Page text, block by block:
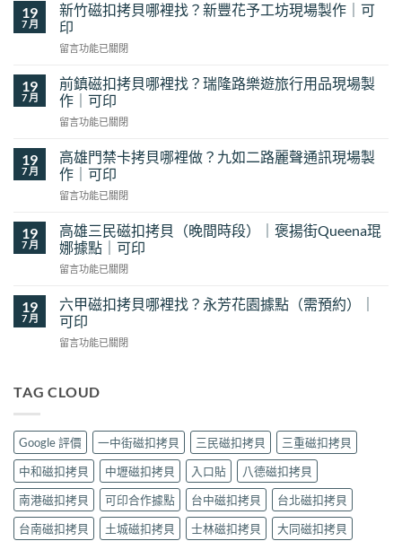
19
7 月
新竹磁扣拷貝哪裡找？新豐花予工坊現場製作｜可
印
在
竹
磁
扣
拷
哪
裡
找？
新
花
予
坊
場
製
作
中
留言功能已關閉
19
7 月
前鎮磁扣拷貝哪裡找？瑞隆路樂遊旅行用品現場製
作｜可印
在
鎮
磁
扣
拷
哪
裡
找？
瑞
路
樂
旅
品
製
作
｜
可
印〉
中
留言功能已關閉
19
7 月
高雄門禁卡拷貝哪裡做？九如二路麗聲通訊現場製
作｜可印
在
雄
門
禁
卡
貝
哪
裡
做？
二
聲
通
訊
現
場
製
作
留言功能已關閉
19
7 月
高雄三民磁扣拷貝（晚間時段）｜褒揚街Queena琨
娜據點｜可印
在
雄
三
民
磁
貝
時
段）
｜
褒
揚
街
Queena
留言功能已關閉
19
7 月
六甲磁扣拷貝哪裡找？永芳花園據點（需預約）｜
可印
在
磁
貝
哪
裡
找？
永
芳
花
留言功能已關閉
TAG CLOUD
Google 評價 一中街磁扣拷貝 三民磁扣拷貝
三重磁扣拷貝
中和磁扣拷貝
中壢磁扣拷貝 入口貼
八德磁扣拷貝
南港磁扣拷貝
可印合作據點 台中磁扣拷貝
台北磁扣拷貝
台南磁扣拷貝
土城磁扣拷貝 士林磁扣拷貝
大同磁扣拷貝